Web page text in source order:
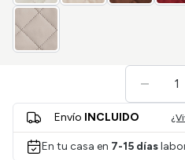
Envío INCLUIDO
En tu casa en 7-15 días